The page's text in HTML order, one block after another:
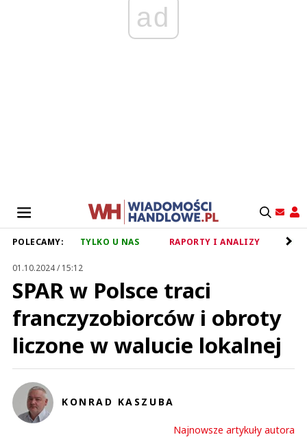
ad
POLECAMY: TYLKO U NAS RAPORTY I ANALIZY
01.10.2024 / 15:12
SPAR w Polsce traci
franczyzobiorców i obroty
liczone w walucie lokalnej
KONRAD KASZUBA
Najnowsze artykuły autora